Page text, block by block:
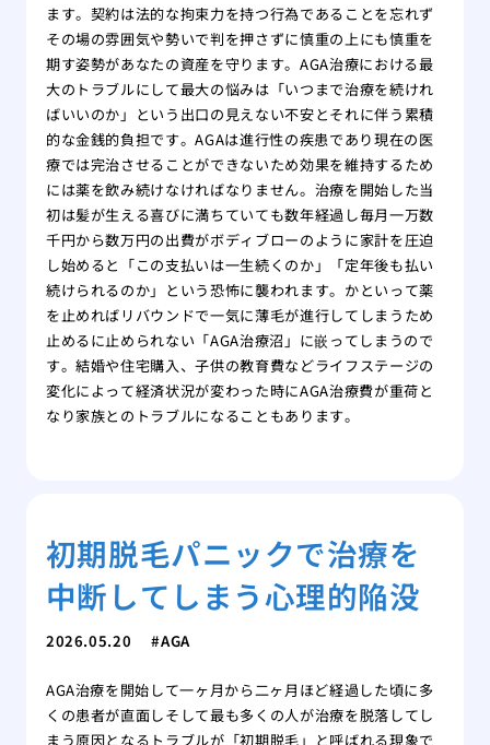
ます。契約は法的な拘束力を持つ行為であることを忘れず
その場の雰囲気や勢いで判を押さずに慎重の上にも慎重を
期す姿勢があなたの資産を守ります。AGA治療における最
大のトラブルにして最大の悩みは「いつまで治療を続けれ
ばいいのか」という出口の見えない不安とそれに伴う累積
的な金銭的負担です。AGAは進行性の疾患であり現在の医
療では完治させることができないため効果を維持するため
には薬を飲み続けなければなりません。治療を開始した当
初は髪が生える喜びに満ちていても数年経過し毎月一万数
千円から数万円の出費がボディブローのように家計を圧迫
し始めると「この支払いは一生続くのか」「定年後も払い
続けられるのか」という恐怖に襲われます。かといって薬
を止めればリバウンドで一気に薄毛が進行してしまうため
止めるに止められない「AGA治療沼」に嵌ってしまうので
す。結婚や住宅購入、子供の教育費などライフステージの
変化によって経済状況が変わった時にAGA治療費が重荷と
なり家族とのトラブルになることもあります。
初期脱毛パニックで治療を
中断してしまう心理的陥没
2026.05.20 AGA
AGA治療を開始して一ヶ月から二ヶ月ほど経過した頃に多
くの患者が直面しそして最も多くの人が治療を脱落してし
まう原因となるトラブルが「初期脱毛」と呼ばれる現象で